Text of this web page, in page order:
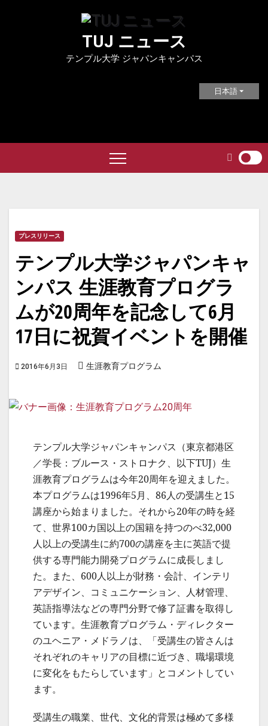
TUJ ニュース
テンプル大学 ジャパンキャンパス
日本語
プレスリリース
テンプル大学ジャパンキャ
ンパス 生涯教育プログラ
ムが20周年を記念して6月
17日に祝賀イベントを開催
2016年6月3日 生涯教育プログラム
テンプル大学ジャパンキャンパス（東京都港区
／学長：ブルース・ストロナク、以下TUJ）生
涯教育プログラムは今年20周年を迎えました。
本プログラムは1996年5月、86人の受講生と15
講座から始まりました。それから20年の時を経
て、世界100カ国以上の国籍を持つのべ32,000
人以上の受講生に約700の講座を主に英語で提
供する専門能力開発プログラムに成長しまし
た。また、600人以上が財務・会計、インテリ
アデザイン、コミュニケーション、人材管理、
英語指導法などの専門分野で修了証書を取得し
ています。生涯教育プログラム・ディレクター
のユヘニア・メドラノは、「受講生の皆さんは
それぞれのキャリアの目標に近づき、職場環境
に変化をもたらしています」とコメントしてい
ます。
受講生の職業、世代、文化的背景は極めて多様